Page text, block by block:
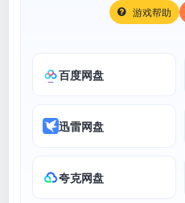
游戏帮助
百度网盘
迅雷网盘
夸克网盘